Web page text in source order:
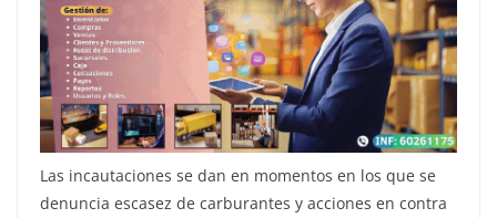
Las incautaciones se dan en momentos en los que se
denuncia escasez de carburantes y acciones en contra